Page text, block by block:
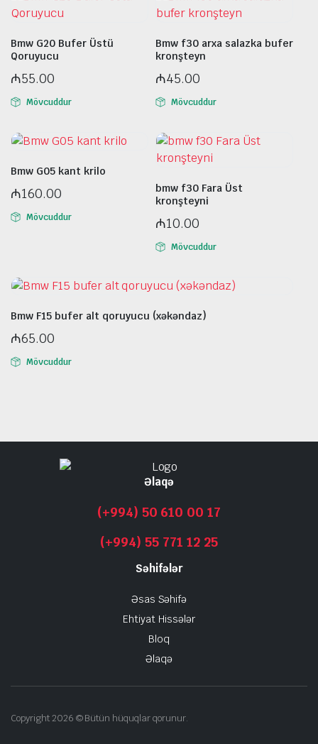
Bmw G20 Bufer Üstü
Qoruyucu
₼55.00
Mövcuddur
Bmw f30 arxa salazka bufer
kronşteyn
₼45.00
Mövcuddur
Bmw G05 kant krilo
₼160.00
Mövcuddur
bmw f30 Fara Üst
kronşteyni
₼10.00
Mövcuddur
Bmw F15 bufer alt qoruyucu (xəkəndaz)
₼65.00
Mövcuddur
Əlaqə
(+994) 50 610 00 17
(+994) 55 771 12 25
Səhifələr
Əsas Səhifə
Ehtiyat Hissələr
Bloq
Əlaqə
Copyright 2026 © Bütün hüquqlar qorunur.